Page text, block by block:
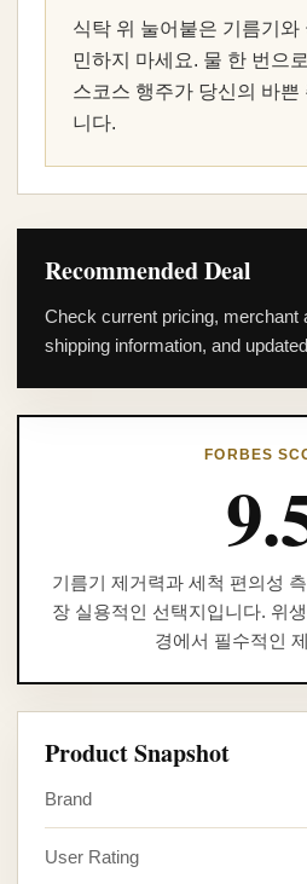
식탁 위 눌어붙은 기름기와
민하지 마세요. 물 한 번으
스코스 행주가 당신의 바쁜
니다.
Recommended Deal
Check current pricing, merchant
shipping information, and
FORBES
기름기 제거력과 세척 편의성
장 실용적인 선택지입니다. 위
경에서 필수적인
Product Snapshot
Brand
User Rating